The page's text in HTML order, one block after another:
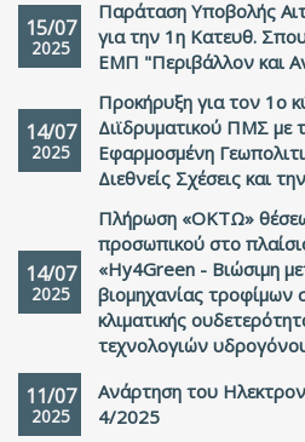
15/07
2025
Παράταση Υποβολής
για την 1η Κατευθ.
ΕΜΠ "Περιβάλλον και
14/07
2025
Προκήρυξη για τον 1ο
Διϊδρυματικού ΠΜΣ με
Εφαρμοσμένη
Διεθνείς Σχέσεις και
14/07
2025
Πλήρωση «ΟΚΤΩ»
προσωπικού στο
«Hy4Green - Βιώσιμη
βιομηχανίας τροφίμων
κλιματικής
τεχνολογιών
11/07
2025
Ανάρτηση του
4/2025